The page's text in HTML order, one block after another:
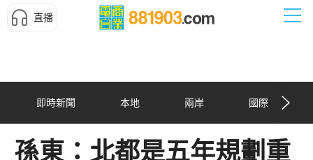
直播
即時新聞 本地 兩岸 國際
孫東：北都是五年規劃重